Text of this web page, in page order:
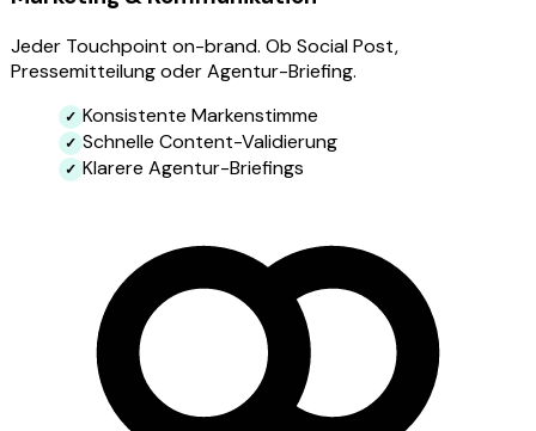
Jeder Touchpoint on-brand. Ob Social Post,
Pressemitteilung oder Agentur-Briefing.
Konsistente Markenstimme
Schnelle Content-Validierung
Klarere Agentur-Briefings